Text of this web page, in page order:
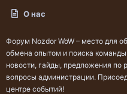
О нас
Форум Nozdor WoW – место для
обмена опытом и поиска
новости, гайды, предложения по
вопросы администрации.
центре событий!